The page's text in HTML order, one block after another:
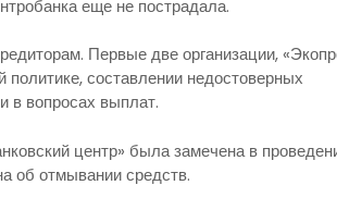
еще не пострадала.
Первые две организации,
составлении недостоверных
в вопросах выплат.
центр» была замечена в
об отмывании средств.